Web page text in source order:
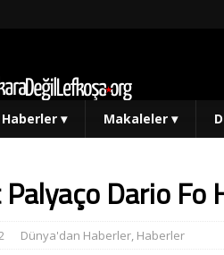
Haberler ▾ Makaleler ▾
Dario Fo
Dünya'dan Haberler, Haberler